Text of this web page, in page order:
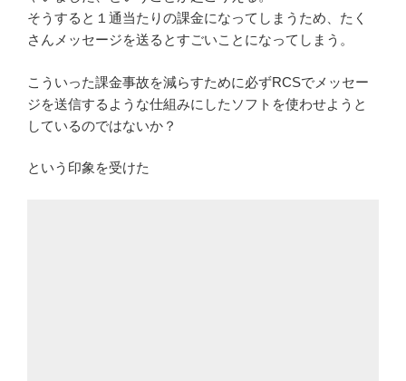
そうすると１通当たりの課金になってしまうため、たく
さんメッセージを送るとすごいことになってしまう。
こういった課金事故を減らすために必ずRCSでメッセー
ジを送信するような仕組みにしたソフトを使わせようと
しているのではないか？
という印象を受けた